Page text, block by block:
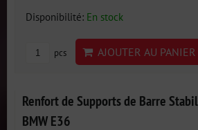
Disponibilité: En stock
pcs AJOUTER AU PANIER
Renfort de Supports de Barre
BMW E36